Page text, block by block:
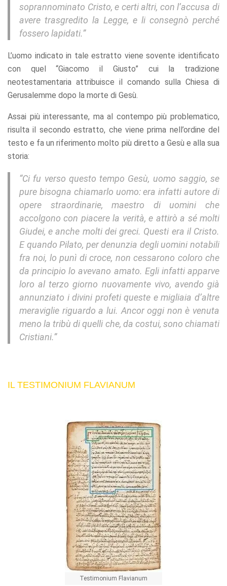
soprannominato Cristo, e certi altri, con l’accusa di
avere trasgredito la Legge, e li consegnò perché
fossero lapidati.”
L’uomo indicato in tale estratto viene sovente identificato
con quel “Giacomo il Giusto” cui la tradizione
neotestamentaria attribuisce il comando sulla Chiesa di
Gerusalemme dopo la morte di Gesù.
Assai più interessante, ma al contempo più problematico,
risulta il secondo estratto, che viene prima nell’ordine del
testo e fa un riferimento molto più diretto a Gesù e alla sua
storia:
“Ci fu verso questo tempo Gesù, uomo saggio, se
pure bisogna chiamarlo uomo: era infatti autore di
opere straordinarie, maestro di uomini che
accolgono con piacere la verità, e attirò a sé molti
Giudei, e anche molti dei greci. Questi era il Cristo.
E quando Pilato, per denunzia degli uomini notabili
fra noi, lo punì di croce, non cessarono coloro che
da principio lo avevano amato. Egli infatti apparve
loro al terzo giorno nuovamente vivo, avendo già
annunziato i divini profeti queste e migliaia d’altre
meraviglie riguardo a lui. Ancor oggi non è venuta
meno la tribù di quelli che, da costui, sono chiamati
Cristiani.”
IL TESTIMONIUM FLAVIANUM
Testimonium Flavianum